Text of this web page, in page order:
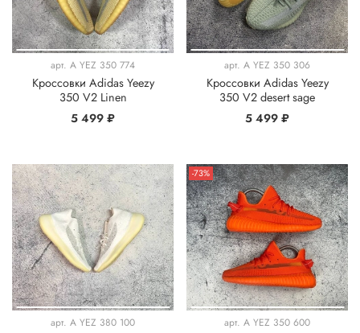
арт. A YEZ 350 774
Кроссовки Adidas Yeezy
350 V2 Linen
5 499 ₽
арт. A YEZ 350 306
Кроссовки Adidas Yeezy
350 V2 desert sage
5 499 ₽
арт. A YEZ 380 100
-73%
арт. A YEZ 350 600